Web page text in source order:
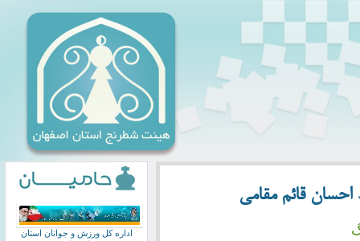
قائم مقامی
اداره کل ورزش و جوانان استان